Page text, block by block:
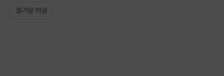
즐거운 마음